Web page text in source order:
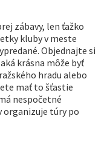
zábavy, len ťažko
kluby v meste
Objednajte si
krásna môže byť
hradu alebo
mať to šťastie
nespočetné
organizuje túry po